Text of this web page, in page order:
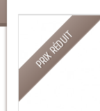
PRIX RÉDUIT